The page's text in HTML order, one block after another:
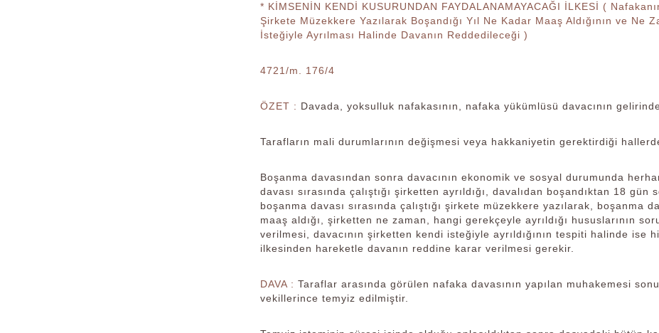
* KİMSENİN KENDİ KUSURUNDAN FAYDALANAMAYACAĞI İLKESİ (
Şirkete Müzekkere Yazılarak Boşandığı Yıl Ne Kadar Maaş Aldığının ve Ne
İsteğiyle Ayrılması Halinde Davanın Reddedileceği )
4721/m. 176/4
ÖZET : Davada, yoksulluk nafakasının, nafaka yükümlüsü davacının
Tarafların mali durumlarının değişmesi veya hakkaniyetin gerektirdiği
Boşanma davasından sonra davacının ekonomik ve sosyal durumunda
davası sırasında çalıştığı şirketten ayrıldığı, davalıdan boşandıktan 18
boşanma davası sırasında çalıştığı şirkete müzekkere yazılarak, boşanma
maaş aldığı, şirketten ne zaman, hangi gerekçeyle ayrıldığı hususlarının
verilmesi, davacının şirketten kendi isteğiyle ayrıldığının tespiti halinde ise
ilkesinden hareketle davanın reddine karar verilmesi gerekir.
DAVA : Taraflar arasında görülen nafaka davasının yapılan muhakemesi
vekillerince temyiz edilmiştir.